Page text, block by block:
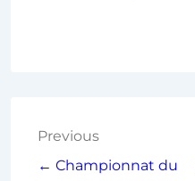
Previous
← Championnat du